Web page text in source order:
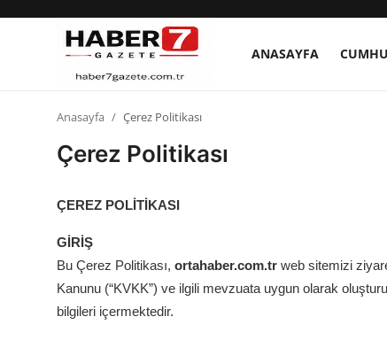
ANASAYFA
Anasayfa
Cumhurbaşkanlığı
Genel Merkez
Büyükşehir ve İller
Valilikler
Anasayfa Çerez Politikası
Çerez Politikası
ÇEREZ POLİTİKASI
GİRİŞ
Bu Çerez Politikası, ortahaber.com.tr web sitemizi
Kanunu (“KVKK”) ve ilgili mevzuata uygun olarak
bilgileri içermektedir.